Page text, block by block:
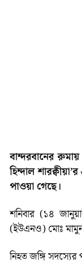
বান্দরবানের
হিন্দাল
পাওয়া গেছে।
শনিবার (১৪
(ইউএনও) মোঃ মামুন
নিহত জঙ্গি সদস্যের